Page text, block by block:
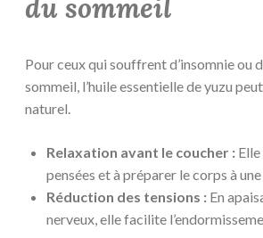
du sommeil
Pour ceux qui souffrent d’insomnie ou
sommeil, l’huile essentielle de yuzu
naturel.
Relaxation avant le coucher :
pensées et à préparer le corps à
Réduction des tensions : En
nerveux, elle facilite